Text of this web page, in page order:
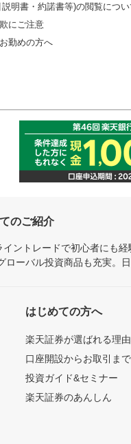
明書・約諾書等)の閲覧につ
にご注意
勤めの方へ
のご紹介
ントレードで初心者にも
ーバル投資商品も充実。
はじめての方へ
楽天証券が選ばれる理由
口座開設からお取引ま
投資ガイド&セミナー
楽天証券のあんしん